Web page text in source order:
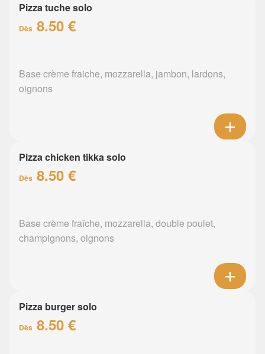
Pizza tuche solo
Dès 8.50 €
Base crème fraiche, mozzarella, jambon, lardons,
oignons
Pizza chicken tikka solo
Dès 8.50 €
Base crème fraîche, mozzarella, double poulet,
champignons, oignons
Pizza burger solo
Dès 8.50 €